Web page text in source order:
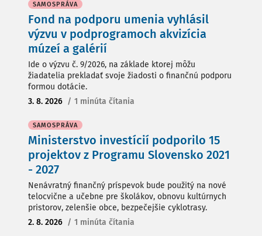
SAMOSPRÁVA
Fond na podporu umenia vyhlásil
výzvu v podprogramoch akvizícia
múzeí a galérií
Ide o výzvu č. 9/2026, na základe ktorej môžu
žiadatelia prekladať svoje žiadosti o finančnú podporu
formou dotácie.
3. 8. 2026 / 1 minúta čítania
SAMOSPRÁVA
Ministerstvo investícií podporilo 15
projektov z Programu Slovensko 2021
- 2027
Nenávratný finančný príspevok bude použitý na nové
telocvične a učebne pre školákov, obnovu kultúrnych
pristorov, zelenšie obce, bezpečejšie cyklotrasy.
2. 8. 2026 / 1 minúta čítania